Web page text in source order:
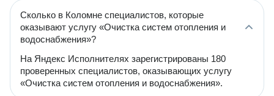
Сколько в Коломне специалистов, которые
оказывают услугу «Очистка систем отопления и
водоснабжения»?
На Яндекс Исполнителях зарегистрированы 180
проверенных специалистов, оказывающих услугу
«Очистка систем отопления и водоснабжения».